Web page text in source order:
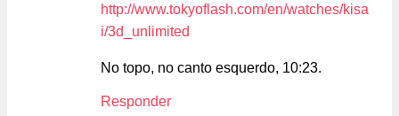
http://www.tokyoflash.com/en/watches/kisa
i/3d_unlimited
No topo, no canto esquerdo, 10:23.
Responder